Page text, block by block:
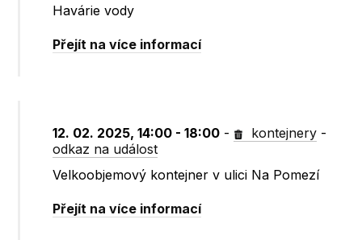
Havárie vody
Přejít na více informací
12. 02. 2025, 14:00 - 18:00 - kontejnery -
odkaz na událost
Velkoobjemový kontejner v ulici Na Pomezí
Přejít na více informací